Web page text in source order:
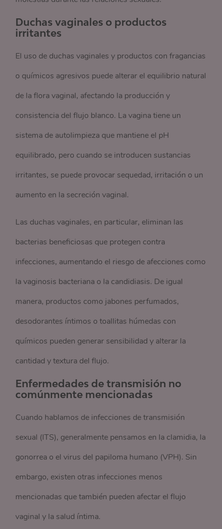
Duchas vaginales o productos
irritantes
El uso de duchas vaginales y productos con fragancias
o químicos agresivos puede alterar el equilibrio natural
de la flora vaginal, afectando la producción y
consistencia del flujo blanco. La vagina tiene un
sistema de autolimpieza que mantiene el pH
equilibrado, pero cuando se introducen sustancias
irritantes, se puede provocar sequedad, irritación o un
aumento en la secreción vaginal.
Las duchas vaginales, en particular, eliminan las
bacterias beneficiosas que protegen contra
infecciones, aumentando el riesgo de afecciones como
la vaginosis bacteriana o la candidiasis. De igual
manera, productos como jabones perfumados,
desodorantes íntimos o toallitas húmedas con
químicos pueden generar sensibilidad y alterar la
cantidad y textura del flujo.
Enfermedades de transmisión no
comúnmente mencionadas
Cuando hablamos de infecciones de transmisión
sexual (ITS), generalmente pensamos en la clamidia, la
gonorrea o el virus del papiloma humano (VPH). Sin
embargo, existen otras infecciones menos
mencionadas que también pueden afectar el flujo
vaginal y la salud íntima.